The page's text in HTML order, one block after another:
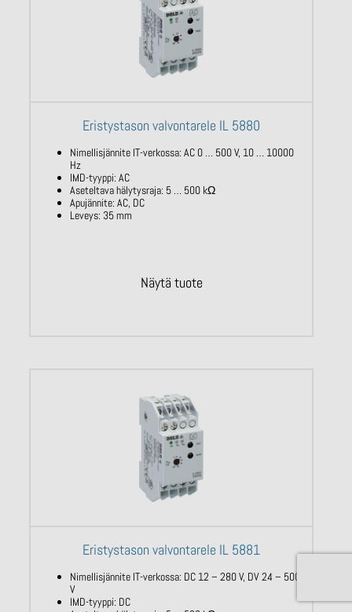
Eristystason valvontarele IL 5880
Nimellisjännite IT-verkossa: AC 0 … 500 V, 10 … 10000
Hz
IMD-tyyppi: AC
Aseteltava hälytysraja: 5 … 500 kΩ
Apujännite: AC, DC
Leveys: 35 mm
Näytä tuote
Eristystason valvontarele IL 5881
Nimellisjännite IT-verkossa: DC 12 – 280 V, DV 24 – 500
V
IMD-tyyppi: DC